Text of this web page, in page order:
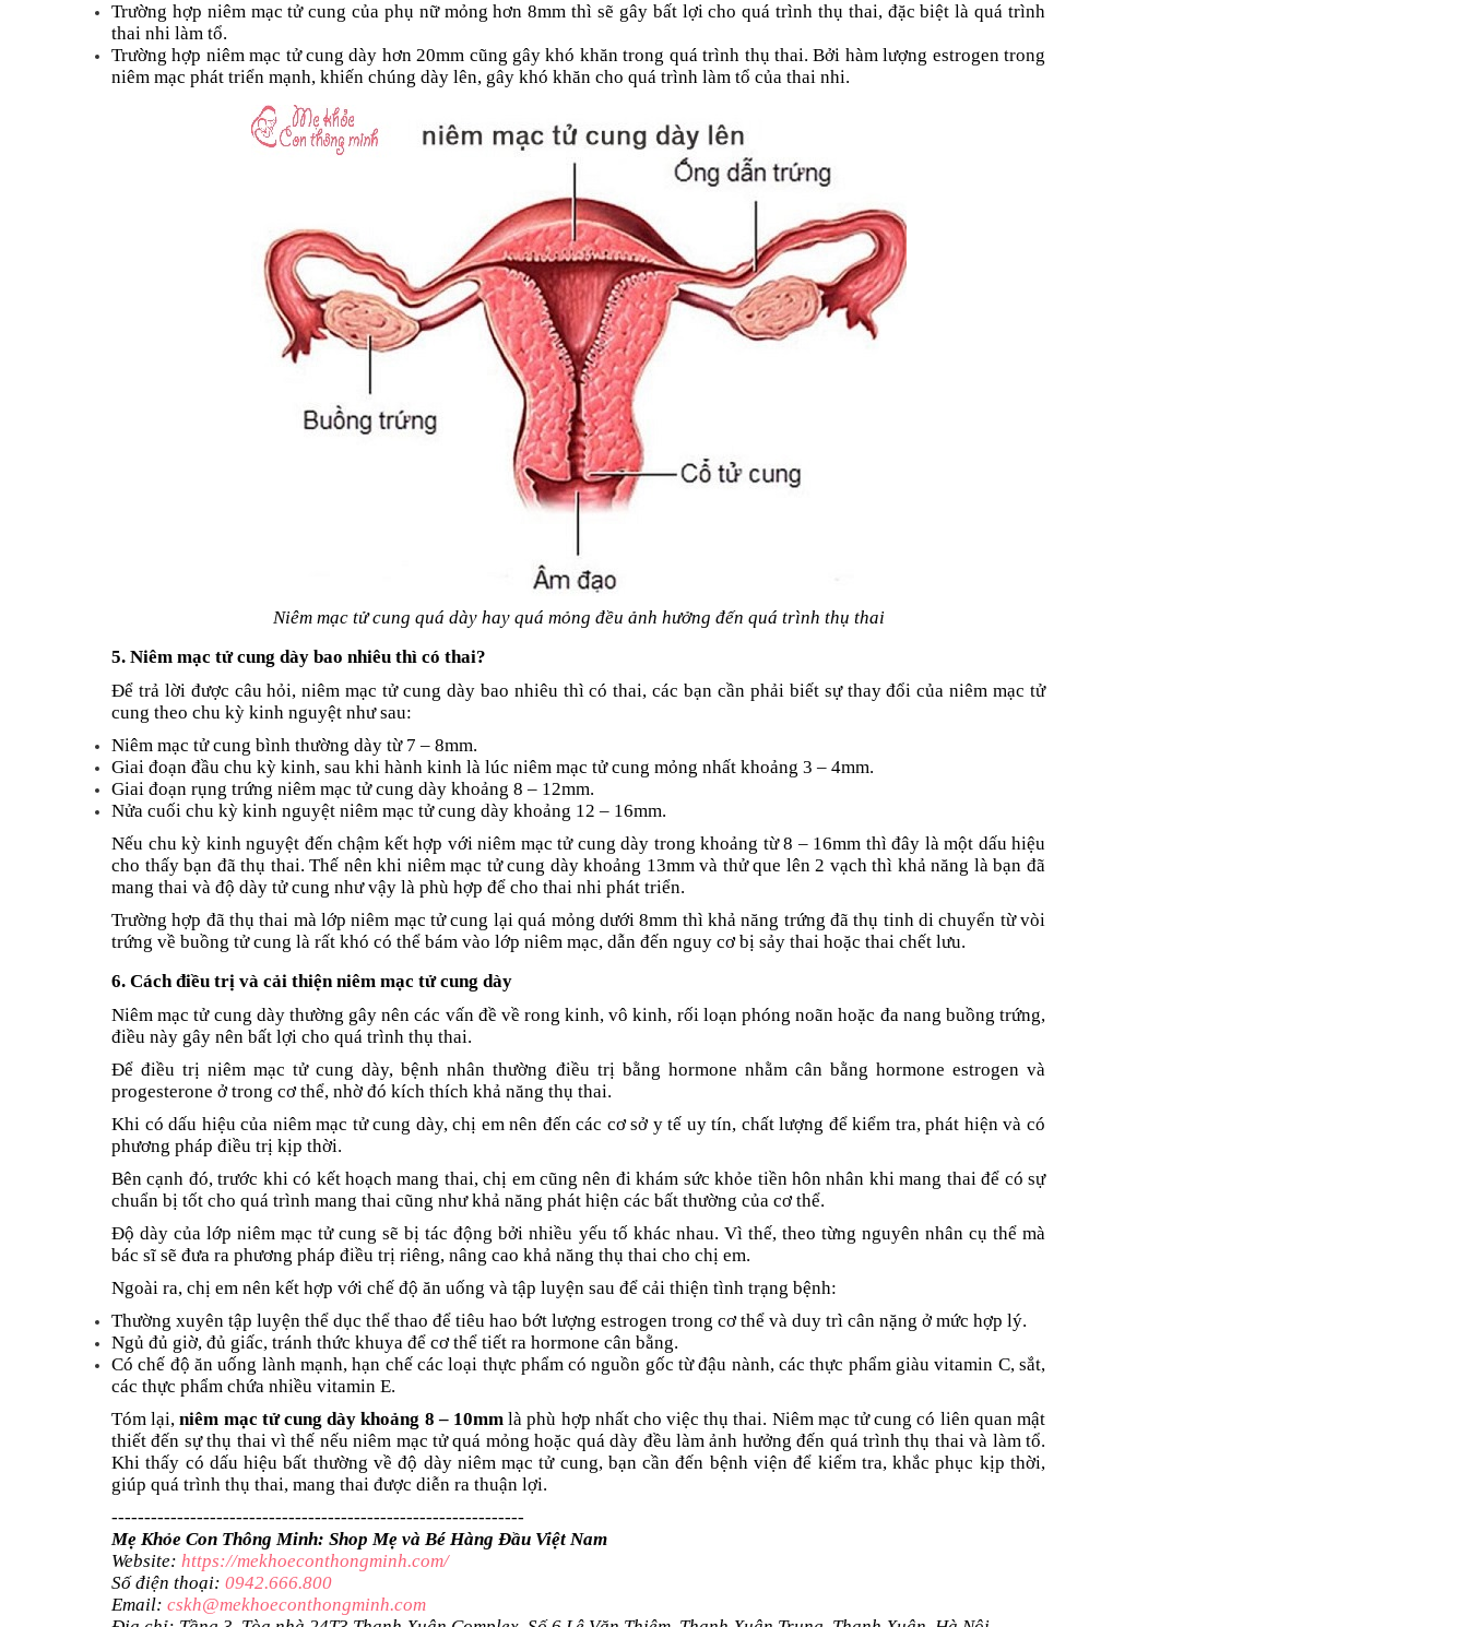
Trường hợp niêm mạc tử cung của phụ nữ mỏng hơn 8mm thì sẽ gây bất lợi cho quá trình thụ thai, đặc biệt là quá trình
thai nhi làm tổ.
Trường hợp niêm mạc tử cung dày hơn 20mm cũng gây khó khăn trong quá trình thụ thai. Bởi hàm lượng estrogen trong
niêm mạc phát triển mạnh, khiến chúng dày lên, gây khó khăn cho quá trình làm tổ của thai nhi.
Niêm mạc tử cung quá dày hay quá mỏng đều ảnh hưởng đến quá trình thụ thai
5. Niêm mạc tử cung dày bao nhiêu thì có thai?
Để trả lời được câu hỏi, niêm mạc tử cung dày bao nhiêu thì có thai, các bạn cần phải biết sự thay đổi của niêm mạc tử
cung theo chu kỳ kinh nguyệt như sau:
Niêm mạc tử cung bình thường dày từ 7 – 8mm.
Giai đoạn đầu chu kỳ kinh, sau khi hành kinh là lúc niêm mạc tử cung mỏng nhất khoảng 3 – 4mm.
Giai đoạn rụng trứng niêm mạc tử cung dày khoảng 8 – 12mm.
Nửa cuối chu kỳ kinh nguyệt niêm mạc tử cung dày khoảng 12 – 16mm.
Nếu chu kỳ kinh nguyệt đến chậm kết hợp với niêm mạc tử cung dày trong khoảng từ 8 – 16mm thì đây là một dấu hiệu
cho thấy bạn đã thụ thai. Thế nên khi niêm mạc tử cung dày khoảng 13mm và thử que lên 2 vạch thì khả năng là bạn đã
mang thai và độ dày tử cung như vậy là phù hợp để cho thai nhi phát triển.
Trường hợp đã thụ thai mà lớp niêm mạc tử cung lại quá mỏng dưới 8mm thì khả năng trứng đã thụ tinh di chuyển từ vòi
trứng về buồng tử cung là rất khó có thể bám vào lớp niêm mạc, dẫn đến nguy cơ bị sảy thai hoặc thai chết lưu.
6. Cách điều trị và cải thiện niêm mạc tử cung dày
Niêm mạc tử cung dày thường gây nên các vấn đề về rong kinh, vô kinh, rối loạn phóng noãn hoặc đa nang buồng trứng,
điều này gây nên bất lợi cho quá trình thụ thai.
Để điều trị niêm mạc tử cung dày, bệnh nhân thường điều trị bằng hormone nhằm cân bằng hormone estrogen và
progesterone ở trong cơ thể, nhờ đó kích thích khả năng thụ thai.
Khi có dấu hiệu của niêm mạc tử cung dày, chị em nên đến các cơ sở y tế uy tín, chất lượng để kiểm tra, phát hiện và có
phương pháp điều trị kịp thời.
Bên cạnh đó, trước khi có kết hoạch mang thai, chị em cũng nên đi khám sức khỏe tiền hôn nhân khi mang thai để có sự
chuẩn bị tốt cho quá trình mang thai cũng như khả năng phát hiện các bất thường của cơ thể.
Độ dày của lớp niêm mạc tử cung sẽ bị tác động bởi nhiều yếu tố khác nhau. Vì thế, theo từng nguyên nhân cụ thể mà
bác sĩ sẽ đưa ra phương pháp điều trị riêng, nâng cao khả năng thụ thai cho chị em.
Ngoài ra, chị em nên kết hợp với chế độ ăn uống và tập luyện sau để cải thiện tình trạng bệnh:
Thường xuyên tập luyện thể dục thể thao để tiêu hao bớt lượng estrogen trong cơ thể và duy trì cân nặng ở mức hợp lý.
Ngủ đủ giờ, đủ giấc, tránh thức khuya để cơ thể tiết ra hormone cân bằng.
Có chế độ ăn uống lành mạnh, hạn chế các loại thực phẩm có nguồn gốc từ đậu nành, các thực phẩm giàu vitamin C, sắt,
các thực phẩm chứa nhiều vitamin E.
Tóm lại,niêm mạc tử cung dày khoảng 8 – 10mmlà phù hợp nhất cho việc thụ thai. Niêm mạc tử cung có liên quan mật
thiết đến sự thụ thai vì thế nếu niêm mạc tử quá mỏng hoặc quá dày đều làm ảnh hưởng đến quá trình thụ thai và làm tổ.
Khi thấy có dấu hiệu bất thường về độ dày niêm mạc tử cung, bạn cần đến bệnh viện để kiểm tra, khắc phục kịp thời,
giúp quá trình thụ thai, mang thai được diễn ra thuận lợi.
---------------------------------------------------------------
Mẹ Khỏe Con Thông Minh: Shop Mẹ và Bé Hàng Đầu Việt Nam
Website: https://mekhoeconthongminh.com/
Số điện thoại: 0942.666.800
Email: cskh@mekhoeconthongminh.com